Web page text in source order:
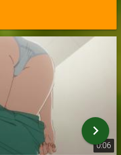
0:06
chevron_right